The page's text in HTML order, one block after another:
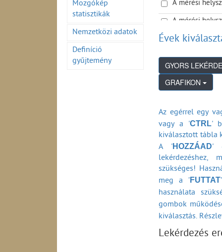
Mozgókép
statisztikák
Nemzetközi adatok
Definíció
gyűjtemény
A mérési
A mérési
Ellenőrzött
Évek
GRAFIKON
Az egérrel egy
vagy a 'CTRL'
kiválasztott tábla
A 'HOZZÁAD'
lekérdezéshez,
szükséges!
meg a ’FUTTAT
használata
gombok
kiválasztás.
Lekérdezés